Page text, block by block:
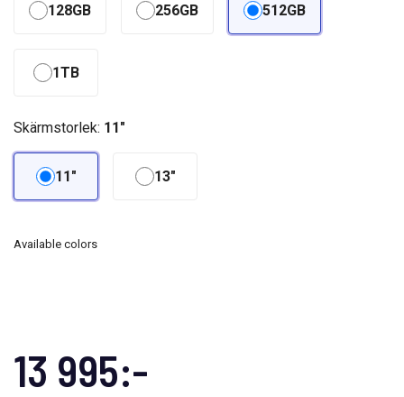
13 995:-
128GB 256GB 512GB
1TB
Skärmstorlek: 11"
11" 13"
Available colors